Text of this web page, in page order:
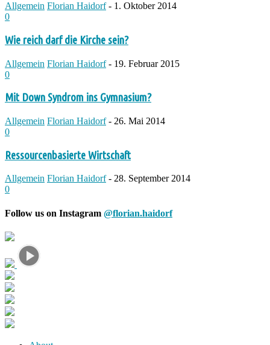
Allgemein Florian Haidorf - 1. Oktober 2014
0
Wie reich darf die Kirche sein?
Allgemein Florian Haidorf - 19. Februar 2015
0
Mit Down Syndrom ins Gymnasium?
Allgemein Florian Haidorf - 26. Mai 2014
0
Ressourcenbasierte Wirtschaft
Allgemein Florian Haidorf - 28. September 2014
0
Follow us on Instagram @florian.haidorf